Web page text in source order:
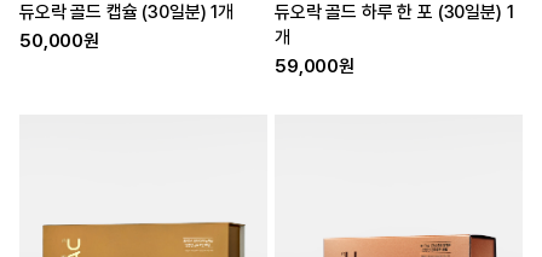
듀오락 골드 캡슐 (30일분) 1개
50,000원
듀오락 골드 하루 한 포 (30일분) 1
개
59,000원